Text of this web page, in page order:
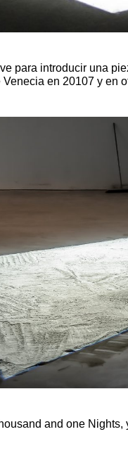
para introducir una
en 20107 y en
and one Nights,